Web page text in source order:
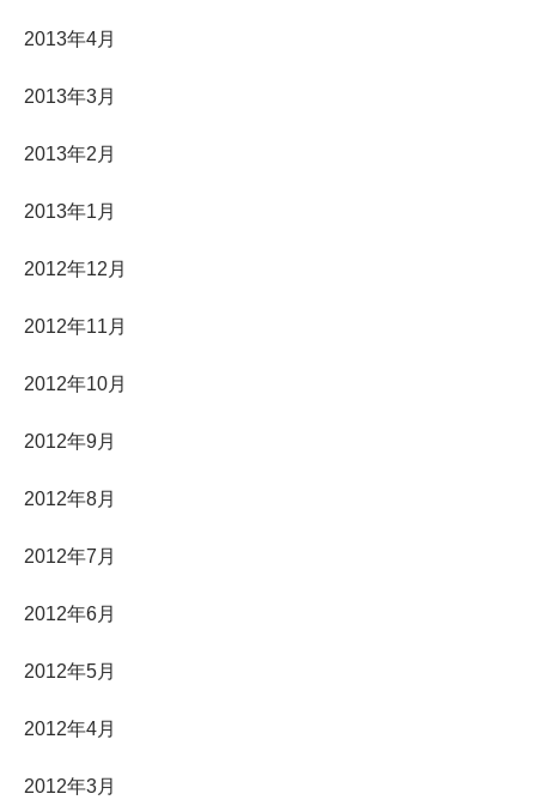
2013年4月
2013年3月
2013年2月
2013年1月
2012年12月
2012年11月
2012年10月
2012年9月
2012年8月
2012年7月
2012年6月
2012年5月
2012年4月
2012年3月